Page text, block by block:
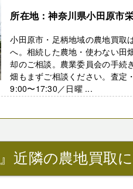
所在地：神奈川県小田原市
小田原市・足柄地域の農地買取
へ。相続した農地・使わない田
却のご相談。農業委員会の手続
畑もまずご相談ください。査定
9:00〜17:30／日曜 ...
近隣の農地買取